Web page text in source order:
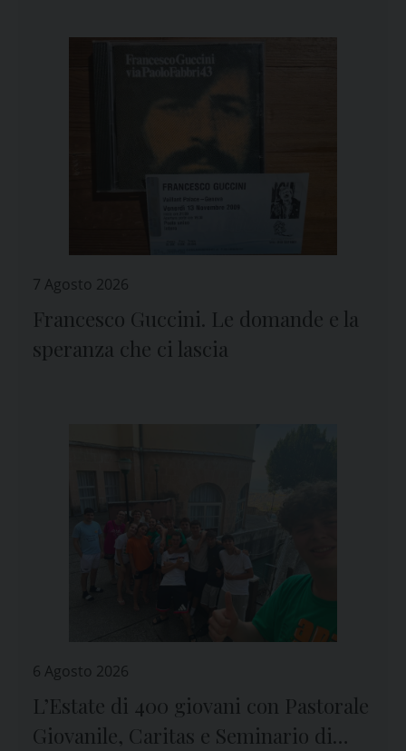
7 Agosto 2026
Francesco Guccini. Le domande e la
speranza che ci lascia
6 Agosto 2026
L’Estate di 400 giovani con Pastorale
Giovanile, Caritas e Seminario di